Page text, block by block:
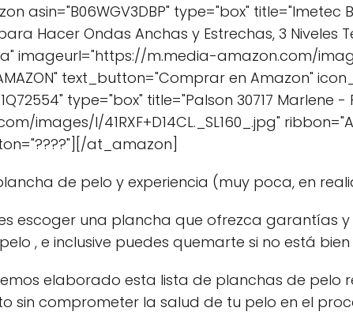
asin="B06WGV3DBP" type="box" title="Imetec
Hacer Ondas Anchas y Estrechas, 3
imageurl="https://m.media-amazon.com/
text_button="Comprar en Amazon"
type="box" title="Palson 30717
images/I/41RXF+D14CL._SL160_.jpg"
at_amazon]
de pelo y experiencia (muy poca, en
escoger una plancha que ofrezca garantías
, e inclusive puedes quemarte si no está
elaborado esta lista de planchas de
sin comprometer la salud de tu pelo en el